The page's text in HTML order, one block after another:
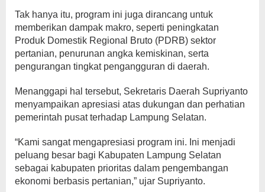
Tak hanya itu, program ini juga dirancang untuk
memberikan dampak makro, seperti peningkatan
Produk Domestik Regional Bruto (PDRB) sektor
pertanian, penurunan angka kemiskinan, serta
pengurangan tingkat pengangguran di daerah.
Menanggapi hal tersebut, Sekretaris Daerah Supriyanto
menyampaikan apresiasi atas dukungan dan perhatian
pemerintah pusat terhadap Lampung Selatan.
“Kami sangat mengapresiasi program ini. Ini menjadi
peluang besar bagi Kabupaten Lampung Selatan
sebagai kabupaten prioritas dalam pengembangan
ekonomi berbasis pertanian,” ujar Supriyanto.